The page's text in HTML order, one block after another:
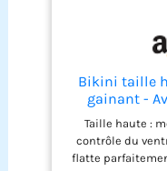
Bikini taille
gainant -
Maillot de
les
Taille haute :
contrôle du
flatte